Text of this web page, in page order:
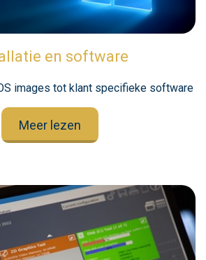
en software
images tot klant specifieke software
Meer lezen